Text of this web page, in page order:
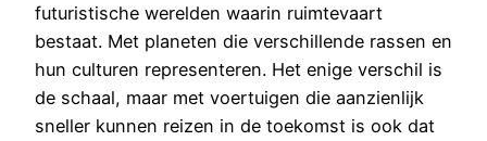
futuristische werelden waarin ruimtevaart
bestaat. Met planeten die verschillende rassen en
hun culturen representeren. Het enige verschil is
de schaal, maar met voertuigen die aanzienlijk
sneller kunnen reizen in de toekomst is ook dat